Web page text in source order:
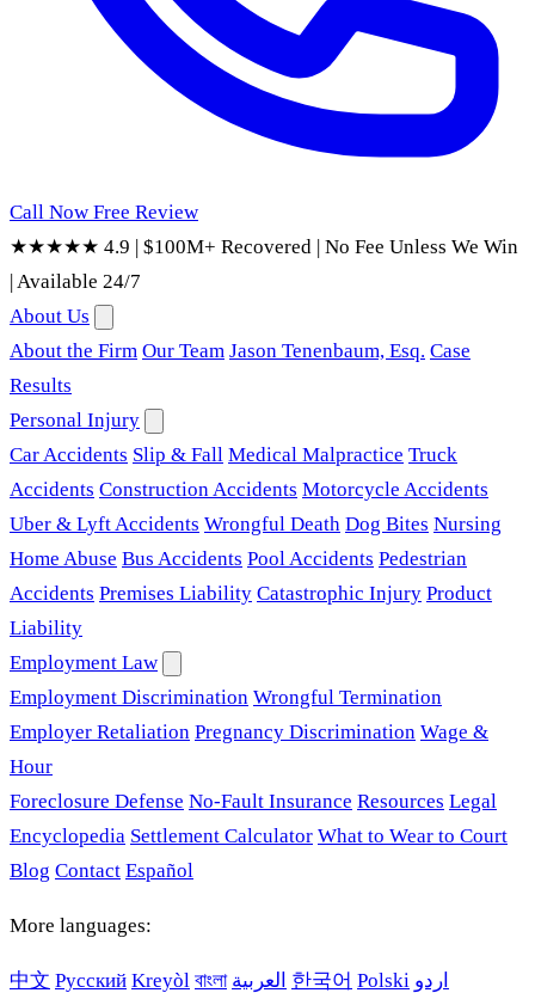
Call Now Free Review
★★★★★ 4.9 | $100M+ Recovered | No Fee Unless We Win
|Available 24/7
About Us
About the Firm Our Team Jason Tenenbaum, Esq. Case
Results
Personal Injury
Car Accidents Slip & Fall Medical Malpractice Truck
Accidents Construction Accidents Motorcycle Accidents
Uber & Lyft Accidents Wrongful Death Dog Bites Nursing
Home Abuse Bus Accidents Pool Accidents Pedestrian
Accidents Premises Liability Catastrophic Injury Product
Liability
Employment Law
Employment Discrimination Wrongful Termination
Employer Retaliation Pregnancy Discrimination Wage &
Hour
Foreclosure Defense No-Fault Insurance Resources Legal
Encyclopedia Settlement Calculator What to Wear to Court
Blog Contact Español
More languages:
中文 Русский Kreyòl বাংলা العربية 한국어 Polski اردو